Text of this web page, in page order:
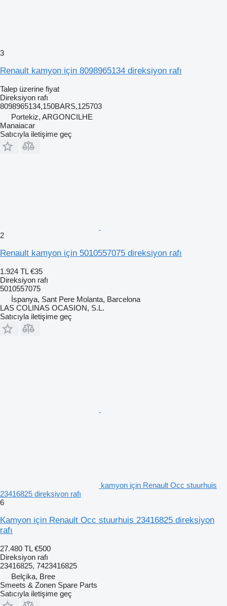
3
Renault kamyon için 8098965134 direksiyon rafı
Talep üzerine fiyat
Direksiyon rafı
8098965134,150BARS,125703
Portekiz, ARGONCILHE
Manaiacar
Satıcıyla iletişime geç
2
Renault kamyon için 5010557075 direksiyon rafı
1.924 TL €35
Direksiyon rafı
5010557075
İspanya, Sant Pere Molanta, Barcelona
LAS COLINAS OCASION, S.L.
Satıcıyla iletişime geç
kamyon için Renault Occ stuurhuis
23416825 direksiyon rafı
6
Kamyon için Renault Occ stuurhuis 23416825 direksiyon
rafı
27.480 TL €500
Direksiyon rafı
23416825, 7423416825
Belçika, Bree
Smeets & Zonen Spare Parts
Satıcıyla iletişime geç